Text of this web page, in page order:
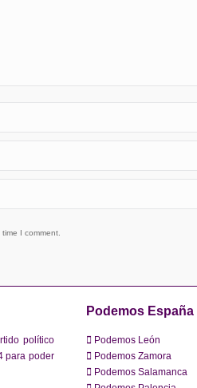
I comment.
político
para poder
Podemos España
Podemos León
Podemos Zamora
Podemos Salamanca